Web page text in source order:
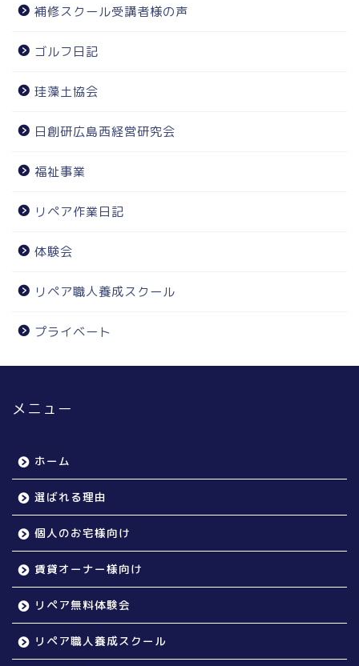
補修スクール受講者様の声
ゴルフ日記
珪藻土協会
日創研広島西経営研究会
福祉事業
リペア作業日記
体験会
リペア職人養成スクール
プライベート
メニュー
ホーム
選ばれる理由
個人のお宅様向け
賃貸オーナー様向け
リペア無料体験会
リペア職人養成スクール